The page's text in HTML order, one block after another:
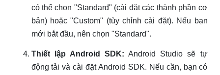
có thể chọn "Standard" (cài đặt các thành phần cơ
bản) hoặc "Custom" (tùy chỉnh cài đặt). Nếu bạn
mới bắt đầu, nên chọn "Standard".
Thiết lập Android SDK: Android Studio sẽ tự
động tải và cài đặt Android SDK. Nếu cần, bạn có